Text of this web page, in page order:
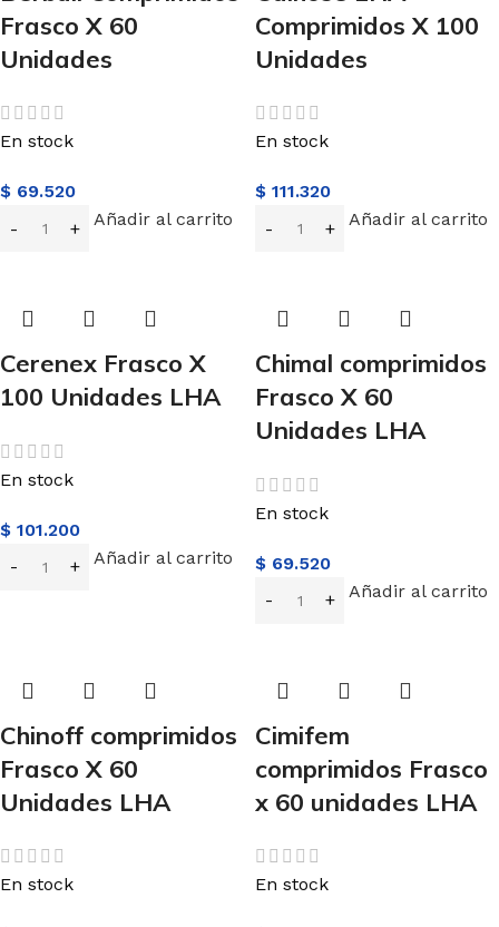
Frasco X 60
Unidades
En stock
$ 69.520
Añadir al carrito
Comprimidos X 100
Unidades
En stock
$ 111.320
Añadir al carrito
Cerenex Frasco X
100 Unidades LHA
En stock
$ 101.200
Añadir al carrito
Chimal comprimidos
Frasco X 60
Unidades LHA
En stock
$ 69.520
Añadir al carrito
Chinoff comprimidos
Frasco X 60
Unidades LHA
En stock
Cimifem
comprimidos Frasco
x 60 unidades LHA
En stock